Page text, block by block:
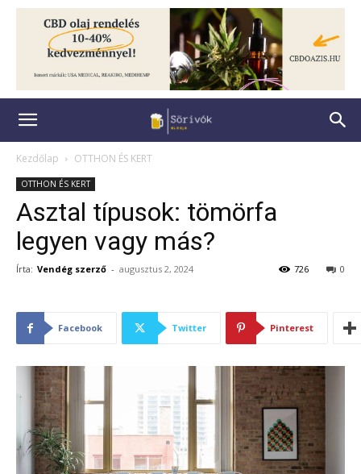
Kezdőlap OTTHON ÉS KERT
OTTHON ÉS KERT
Asztal típusok: tömörfa
legyen vagy más?
Írta: Vendég szerző - augusztus 2, 2024 0
726
Facebook Twitter Pinterest